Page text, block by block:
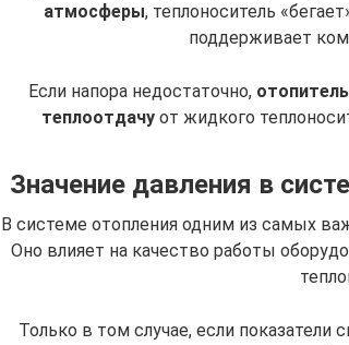
атмосферы, теплоноситель
поддерживает
Если напора недостаточно,
теплоотдачуот жидкого
Значение давления в
В системе отопления одним из самых
Оно влияет на качество работы
Только в том случае, если